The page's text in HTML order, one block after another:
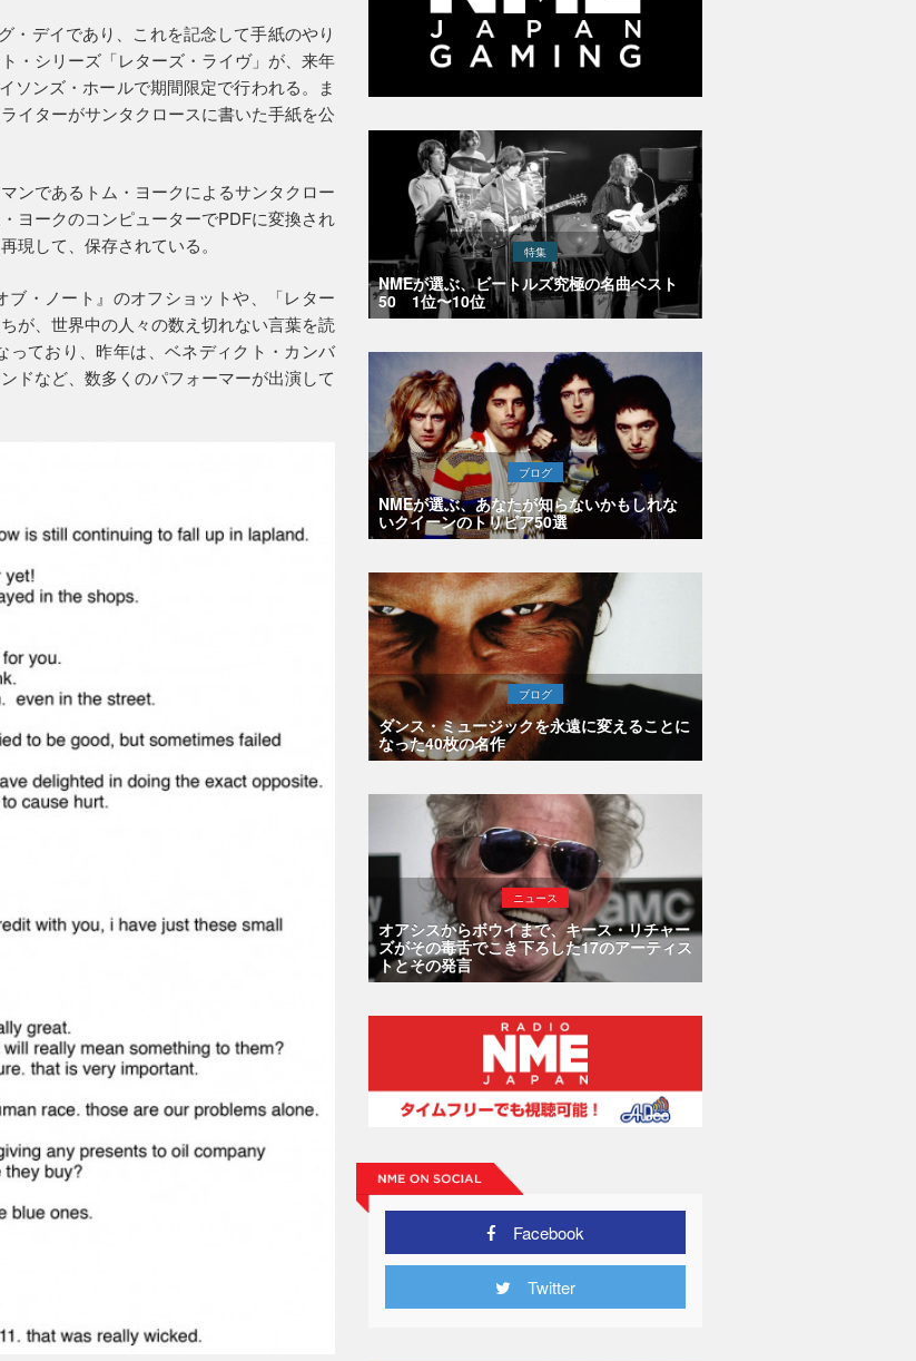
・デイであり、これを記念して手紙のやり
・シリーズ「レターズ・ライヴ」が、来年
ソンズ・ホールで期間限定で行われる。ま
イターがサンタクロースに書いた手紙を公
ンであるトム・ヨークによるサンタクロー
ヨークのコンピューターでPDFに変換され
現して、保存されている。
・ノート』のオフショットや、「レター
が、世界中の人々の数え切れない言葉を読
ており、昨年は、ベネディクト・カンバ
ドなど、数多くのパフォーマーが出演して
特集
NMEが選ぶ、ビートルズ究極の名曲ベスト
50 1位〜10位
ブログ
NMEが選ぶ、あなたが知らないかもしれな
いクイーンのトリビア50選
ブログ
ダンス・ミュージックを永遠に変えることに
なった40枚の名作
ニュース
オアシスからボウイまで、キース・リチャー
ズがその毒舌でこき下ろした17のアーティス
トとその発言
Facebook
Twitter